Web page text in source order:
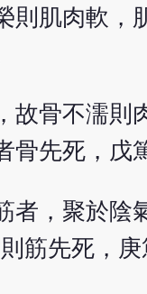
則肌肉軟，
故骨不濡則
骨先死，戊
者，聚於陰
筋先死，庚